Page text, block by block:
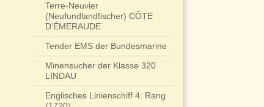
Terre-Neuvier
(Neufundlandfischer) CÔTE
D’ÉMERAUDE
Tender EMS der Bundesmarine
Minensucher der Klasse 320
LINDAU
Englisches Linienschiff 4. Rang